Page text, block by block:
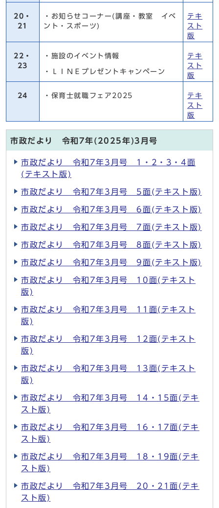
20・
21
・お知らせコーナー(講座・教室 イベ
ント・スポーツ)
テキ
スト
版
22・
23
・施設のイベント情報
・ＬＩＮＥプレゼントキャンペーン
テキ
スト
版
24 ・保育士就職フェア2025
テキ
スト
版
市政だより 令和7年(2025年)3月号
市政だより 令和7年3月号 1・2・3・4面
(テキスト版)
市政だより 令和7年3月号 5面(テキスト版)
市政だより 令和7年3月号 6面(テキスト版)
市政だより 令和7年3月号 7面(テキスト版)
市政だより 令和7年3月号 8面(テキスト版)
市政だより 令和7年3月号 9面(テキスト版)
市政だより 令和7年3月号 10面(テキスト
版)
市政だより 令和7年3月号 11面(テキスト
版)
市政だより 令和7年3月号 12面(テキスト
版)
市政だより 令和7年3月号 13面(テキスト
版)
市政だより 令和7年3月号 14・15面(テキ
スト版)
市政だより 令和7年3月号 16・17面(テキ
スト版)
市政だより 令和7年3月号 18・19面(テキ
スト版)
市政だより 令和7年3月号 20・21面(テキ
スト版)